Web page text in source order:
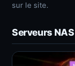
sur le site.
Serveurs NAS